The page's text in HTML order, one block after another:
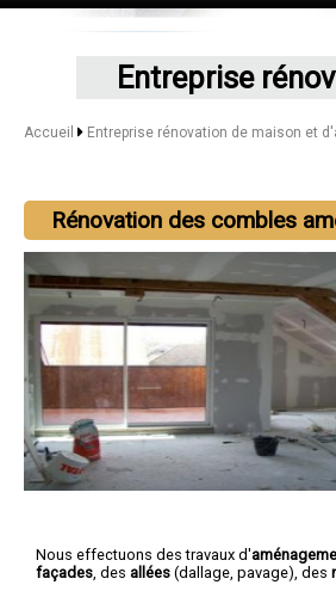
Entreprise
Accueil Entreprise rénovation de maison et
Rénovation des combles
Nous effectuons des travaux d'
façades , des allées (dallage, pavage), des